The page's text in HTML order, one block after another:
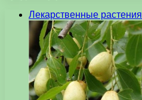
Лекарственные растения